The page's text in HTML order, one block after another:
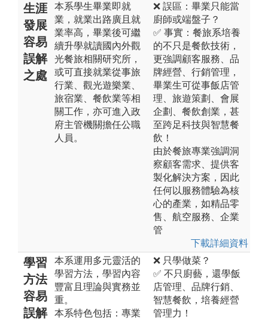
生涯
發展
容易
誤解
之處
本系學生畢業即就
業，就業出路廣且就
業率高，畢業後可繼
續升學就讀國內外觀
光餐旅相關研究所，
或可直接就業從事旅
行業、觀光遊樂業、
旅宿業、餐飲業等相
關工作，亦可進入政
府主管機關擔任公職
人員。
❌ 誤區：畢業只能當
廚師或端盤子？
✅ 事實：餐旅系培養
的不只是餐飲技術，
更強調顧客服務、品
牌經營、行銷管理，
畢業生可從事飯店管
理、旅遊策劃、會展
企劃、餐飲創業，甚
至跨足科技與智慧餐
飲！
由於餐旅專業強調洞
察顧客需求、提供客
製化解決方案，因此
任何以服務體驗為核
心的產業，如精品零
售、航空服務、企業
管
下載詳細資料
學習
方法
容易
誤解
本系運用多元靈活的
學習方法，學習內容
豐富且理論與實務並
重。
本系特色包括：專業
❌ 只學做菜？
✅ 不只廚藝，還學飯
店管理、品牌行銷、
智慧餐飲，培養經營
管理力！